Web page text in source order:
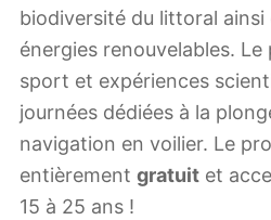
biodiversité du littoral ainsi
énergies renouvelables.
sport et expériences
journées dédiées à la
navigation en voilier. Le
entièrement gratuit et
15 à 25 ans !